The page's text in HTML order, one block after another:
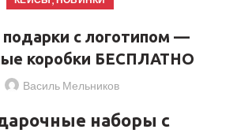
с логотипом —
коробки БЕСПЛАТНО
Василь Мельников
наборы с